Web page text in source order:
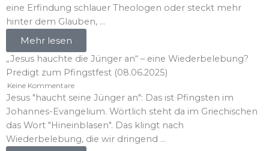
eine Erfindung schlauer Theologen oder steckt mehr
hinter dem Glauben, ...
Mehr lesen
„Jesus hauchte die Jünger an“ – eine Wiederbelebung?
Predigt zum Pfingstfest (08.06.2025)
Keine Kommentare
Jesus "haucht seine Jünger an": Das ist Pfingsten im
Johannes-Evangelium. Wörtlich steht da im Griechischen
das Wort "Hineinblasen". Das klingt nach
Wiederbelebung, die wir dringend ...